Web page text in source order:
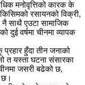
मनोवृत्तिको कारक के
रसायनको विक्री,
साथै एउटा सामाजिक
वर्षमा चीनमा व्यापक
हुँदा तीन जनाको
त यस्ता घटना संसारका
जसरी बढेको छ,
छ।